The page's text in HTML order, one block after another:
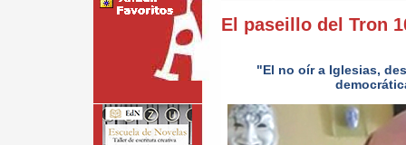
El paseillo del Tron
"El no oír a Iglesias,